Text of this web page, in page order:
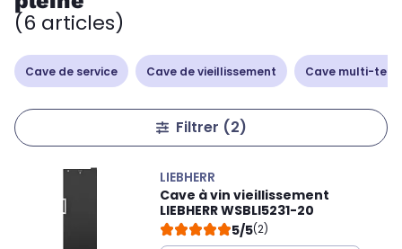
(6 articles)
Cave de service Cave de vieillissement Cave multi-
Filtrer (2)
LIEBHERR
Cave à vin vieillissement
LIEBHERR WSBLI5231-20
5/5(2)